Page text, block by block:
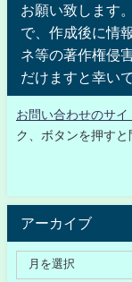
お願い致します
で、作成後に情
ネ等の著作権侵
だけますと幸いで
お問い合わせのサ
ク、ボタンを押す
アーカイブ